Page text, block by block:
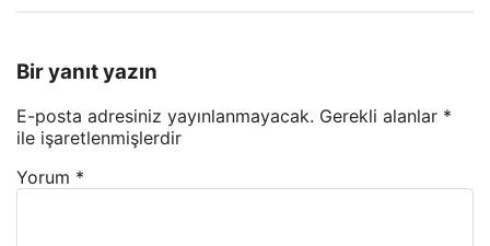
Bir yanıt yazın
E-posta adresiniz yayınlanmayacak. Gerekli alanlar *
ile işaretlenmişlerdir
Yorum *